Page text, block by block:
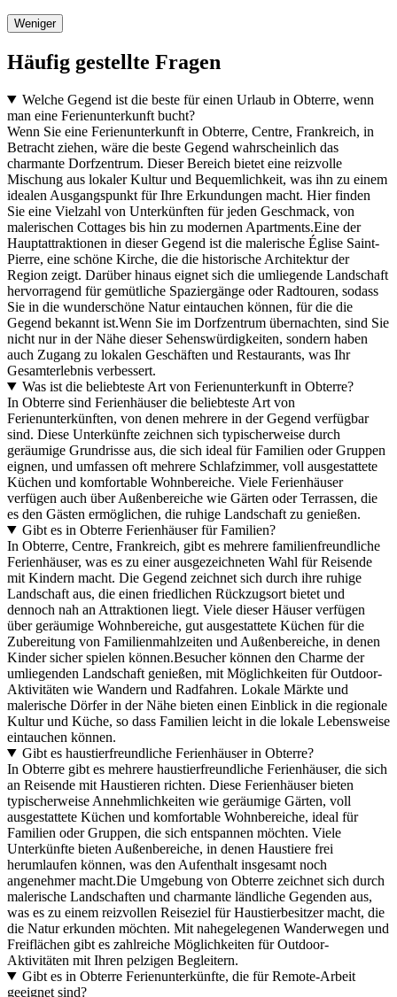
Weniger
Häufig gestellte Fragen
Welche Gegend ist die beste für einen Urlaub in Obterre, wenn
man eine Ferienunterkunft bucht?
Wenn Sie eine Ferienunterkunft in Obterre, Centre, Frankreich, in
Betracht ziehen, wäre die beste Gegend wahrscheinlich das
charmante Dorfzentrum. Dieser Bereich bietet eine reizvolle
Mischung aus lokaler Kultur und Bequemlichkeit, was ihn zu einem
idealen Ausgangspunkt für Ihre Erkundungen macht. Hier finden
Sie eine Vielzahl von Unterkünften für jeden Geschmack, von
malerischen Cottages bis hin zu modernen Apartments.Eine der
Hauptattraktionen in dieser Gegend ist die malerische Église Saint-
Pierre, eine schöne Kirche, die die historische Architektur der
Region zeigt. Darüber hinaus eignet sich die umliegende Landschaft
hervorragend für gemütliche Spaziergänge oder Radtouren, sodass
Sie in die wunderschöne Natur eintauchen können, für die die
Gegend bekannt ist.Wenn Sie im Dorfzentrum übernachten, sind Sie
nicht nur in der Nähe dieser Sehenswürdigkeiten, sondern haben
auch Zugang zu lokalen Geschäften und Restaurants, was Ihr
Gesamterlebnis verbessert.
Was ist die beliebteste Art von Ferienunterkunft in Obterre?
In Obterre sind Ferienhäuser die beliebteste Art von
Ferienunterkünften, von denen mehrere in der Gegend verfügbar
sind. Diese Unterkünfte zeichnen sich typischerweise durch
geräumige Grundrisse aus, die sich ideal für Familien oder Gruppen
eignen, und umfassen oft mehrere Schlafzimmer, voll ausgestattete
Küchen und komfortable Wohnbereiche. Viele Ferienhäuser
verfügen auch über Außenbereiche wie Gärten oder Terrassen, die
es den Gästen ermöglichen, die ruhige Landschaft zu genießen.
Gibt es in Obterre Ferienhäuser für Familien?
In Obterre, Centre, Frankreich, gibt es mehrere familienfreundliche
Ferienhäuser, was es zu einer ausgezeichneten Wahl für Reisende
mit Kindern macht. Die Gegend zeichnet sich durch ihre ruhige
Landschaft aus, die einen friedlichen Rückzugsort bietet und
dennoch nah an Attraktionen liegt. Viele dieser Häuser verfügen
über geräumige Wohnbereiche, gut ausgestattete Küchen für die
Zubereitung von Familienmahlzeiten und Außenbereiche, in denen
Kinder sicher spielen können.Besucher können den Charme der
umliegenden Landschaft genießen, mit Möglichkeiten für Outdoor-
Aktivitäten wie Wandern und Radfahren. Lokale Märkte und
malerische Dörfer in der Nähe bieten einen Einblick in die regionale
Kultur und Küche, so dass Familien leicht in die lokale Lebensweise
eintauchen können.
Gibt es haustierfreundliche Ferienhäuser in Obterre?
In Obterre gibt es mehrere haustierfreundliche Ferienhäuser, die sich
an Reisende mit Haustieren richten. Diese Ferienhäuser bieten
typischerweise Annehmlichkeiten wie geräumige Gärten, voll
ausgestattete Küchen und komfortable Wohnbereiche, ideal für
Familien oder Gruppen, die sich entspannen möchten. Viele
Unterkünfte bieten Außenbereiche, in denen Haustiere frei
herumlaufen können, was den Aufenthalt insgesamt noch
angenehmer macht.Die Umgebung von Obterre zeichnet sich durch
malerische Landschaften und charmante ländliche Gegenden aus,
was es zu einem reizvollen Reiseziel für Haustierbesitzer macht, die
die Natur erkunden möchten. Mit nahegelegenen Wanderwegen und
Freiflächen gibt es zahlreiche Möglichkeiten für Outdoor-
Aktivitäten mit Ihren pelzigen Begleitern.
Gibt es in Obterre Ferienunterkünfte, die für Remote-Arbeit
geeignet sind?